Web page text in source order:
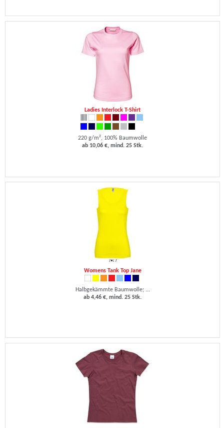
Ladies Interlock T-Shirt
220 g/m², 100% Baumwolle
ab 10,06 €, mind. 25 Stk.
Womens Tank Top Jane
Halbgekämmte Baumwolle; ...
ab 4,46 €, mind. 25 Stk.